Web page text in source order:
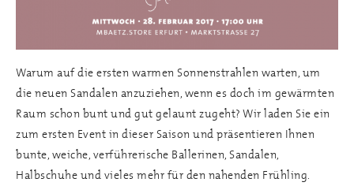
Warum auf die ersten warmen Sonnenstrahlen warten, um
die neuen Sandalen anzuziehen, wenn es doch im gewärmten
Raum schon bunt und gut gelaunt zugeht? Wir laden Sie ein
zum ersten Event in dieser Saison und präsentieren Ihnen
bunte, weiche, verführerische Ballerinen, Sandalen,
Halbschuhe und vieles mehr für den nahenden Frühling.